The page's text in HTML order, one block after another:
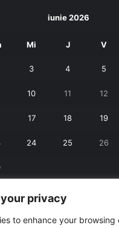
privacy
to enhance your browsing
iunie 2026
Mi J V
3 4 5
10 11 12
17 18 19
24 25 26